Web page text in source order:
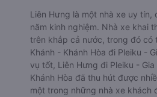
Liên Hưng là một nhà xe uy tín,
năm kinh nghiệm. Nhà xe khai
trên khắp cả nước, trong đó có
Khánh - Khánh Hòa đi Pleiku -
vụ tốt, Liên Hưng đi Pleiku -
Khánh Hòa đã thu hút được
một trong những nhà xe khách